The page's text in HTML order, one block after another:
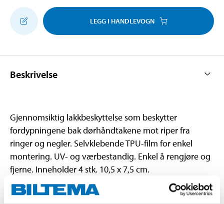
LEGG I HANDLEVOGN
Beskrivelse
Gjennomsiktig lakkbeskyttelse som beskytter
fordypningene bak dørhåndtakene mot riper fra
ringer og negler. Selvklebende TPU-film for enkel
montering. UV- og værbestandig. Enkel å rengjøre og
fjerne. Inneholder 4 stk. 10,5 x 7,5 cm.